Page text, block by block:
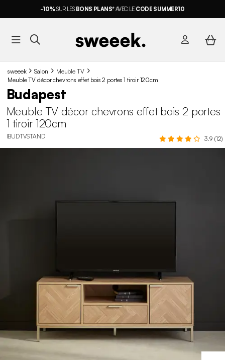
-10%SUR LES BONS PLANS*AVEC LE CODE SUMMER10
sweeek Salon
Meuble TV
Meuble TV décor chevrons effet bois 2 portes 1 tiroir 120cm
Budapest
Meuble TV décor chevrons effet bois 2 portes
1 tiroir 120cm
IBUDTVSTAND 3.9 (12)